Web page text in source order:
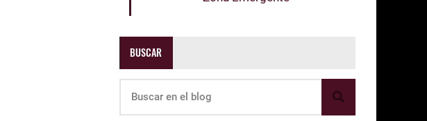
BUSCAR